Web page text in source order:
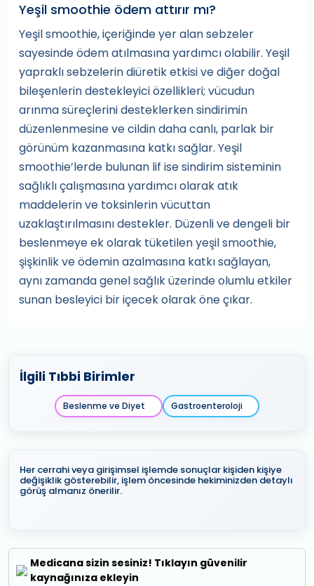
Yeşil smoothie ödem attırır mı?
Yeşil smoothie, içeriğinde yer alan sebzeler
sayesinde ödem atılmasına yardımcı olabilir. Yeşil
yapraklı sebzelerin diüretik etkisi ve diğer doğal
bileşenlerin destekleyici özellikleri; vücudun
arınma süreçlerini desteklerken sindirimin
düzenlenmesine ve cildin daha canlı, parlak bir
görünüm kazanmasına katkı sağlar. Yeşil
smoothie’lerde bulunan lif ise sindirim sisteminin
sağlıklı çalışmasına yardımcı olarak atık
maddelerin ve toksinlerin vücuttan
uzaklaştırılmasını destekler. Düzenli ve dengeli bir
beslenmeye ek olarak tüketilen yeşil smoothie,
şişkinlik ve ödemin azalmasına katkı sağlayan,
aynı zamanda genel sağlık üzerinde olumlu etkiler
sunan besleyici bir içecek olarak öne çıkar.
İlgili Tıbbi Birimler
Beslenme ve Diyet Gastroenteroloji
Her cerrahi veya girişimsel işlemde sonuçlar kişiden kişiye
değişiklik gösterebilir, işlem öncesinde hekiminizden detaylı
görüş almanız önerilir.
Medicana sizin sesiniz! Tıklayın güvenilir
kaynağınıza ekleyin